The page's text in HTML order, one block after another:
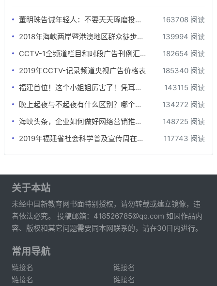
董明珠告诫年轻人：不要天天琢磨投机取巧，要有吃亏精神才会成功
163708 阅读
2018年海峡两岸暨港澳地区群众徒步登山大赛在合掌岩举行
139994 阅读
CCTV-1全频道栏目和时段广告刊例汇总-最全版
182654 阅读
2019年CCTV-记录频道央视广告价格表
185340 阅读
福建首位！这个小姐姐厉害了！凭耳朵为钢琴“治病”
143115 阅读
晚上起夜与不起夜有什么区别？哪个更健康？差别还真不小
134272 阅读
海峡头条，企业如何做好网络营销推广？
148725 阅读
2019年福建省社会科学普及宣传周在牙立方松鼠口腔开展
117743 阅读
关于本站
未经中国新教育网书面特别授权，请勿转载或建立镜像，违
者依法必究。 投稿邮箱：418526785@qq.com 如因作品内
容、版权和其它问题需要同本网联系的，请在30日内进行。
常用导航
链接名
链接名
链接名
链接名